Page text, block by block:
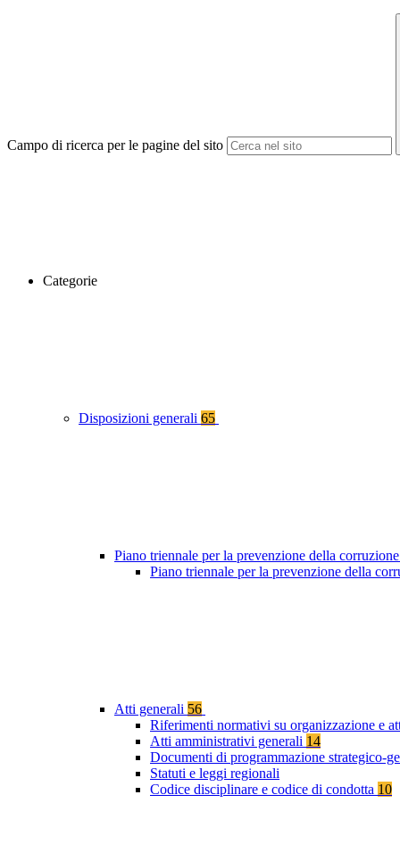
Campo di ricerca per le pagine del sito
Categorie
Disposizioni generali 65
Piano triennale per la prevenzione della
Piano triennale per la prevenzione della
Atti generali 56
Riferimenti normativi su organizzazione e
Atti amministrativi generali 14
Documenti di programmazione strategico-
Statuti e leggi regionali
Codice disciplinare e codice di condotta 10